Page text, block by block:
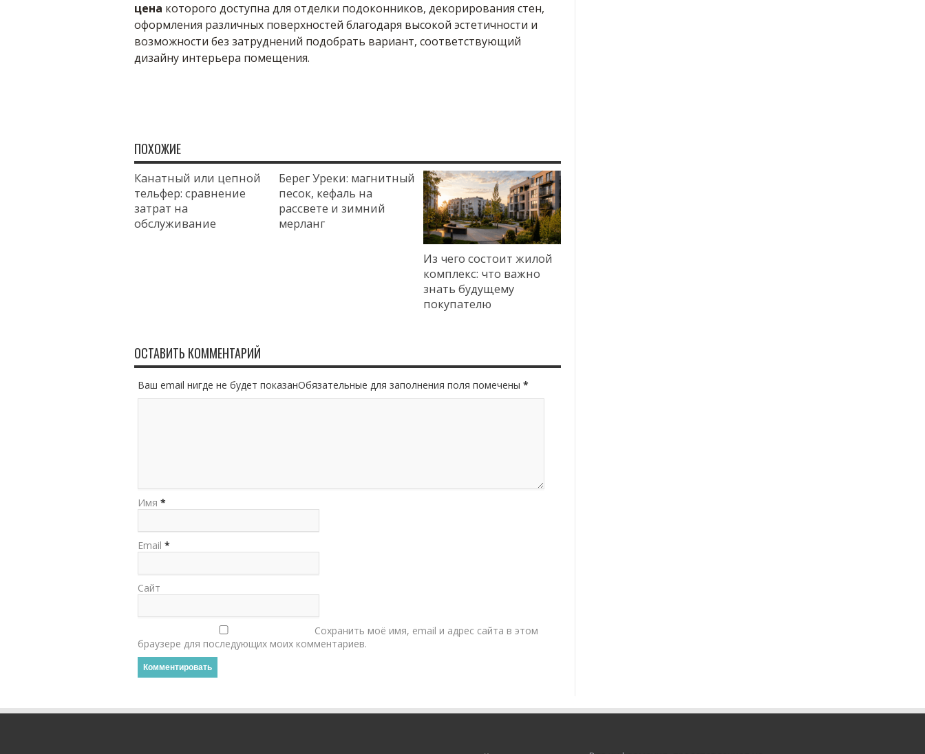
цена которого доступна для отделки подоконников, декорирования стен,
оформления различных поверхностей благодаря высокой эстетичности и
возможности без затруднений подобрать вариант, соответствующий
дизайну интерьера помещения.
ПОХОЖИЕ
Канатный или цепной
тельфер: сравнение
затрат на
обслуживание
Берег Уреки: магнитный
песок, кефаль на
рассвете и зимний
мерланг
Из чего состоит жилой
комплекс: что важно
знать будущему
покупателю
ОСТАВИТЬ КОММЕНТАРИЙ
Ваш email нигде не будет показанОбязательные для заполнения поля помечены *
Имя *
Email *
Сайт
Сохранить моё имя, email и адрес сайта в этом
браузере для последующих моих комментариев.